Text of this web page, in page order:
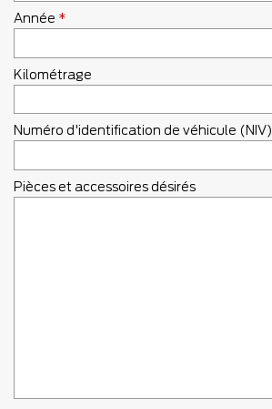
Année *
Kilométrage
Numéro d'identification de véhicule (NIV)
Pièces et accessoires désirés